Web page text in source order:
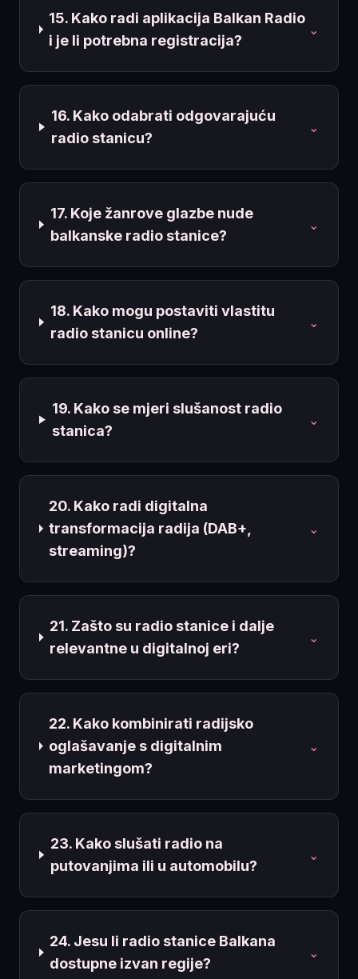
15. Kako radi aplikacija Balkan Radio
i je li potrebna registracija?
⌄
16. Kako odabrati odgovarajuću
radio stanicu?
⌄
17. Koje žanrove glazbe nude
balkanske radio stanice?
⌄
18. Kako mogu postaviti vlastitu
radio stanicu online?
⌄
19. Kako se mjeri slušanost radio
stanica?
⌄
20. Kako radi digitalna
transformacija radija (DAB+,
streaming)?
⌄
21. Zašto su radio stanice i dalje
relevantne u digitalnoj eri?
⌄
22. Kako kombinirati radijsko
oglašavanje s digitalnim
marketingom?
⌄
23. Kako slušati radio na
putovanjima ili u automobilu?
⌄
24. Jesu li radio stanice Balkana
dostupne izvan regije?
⌄